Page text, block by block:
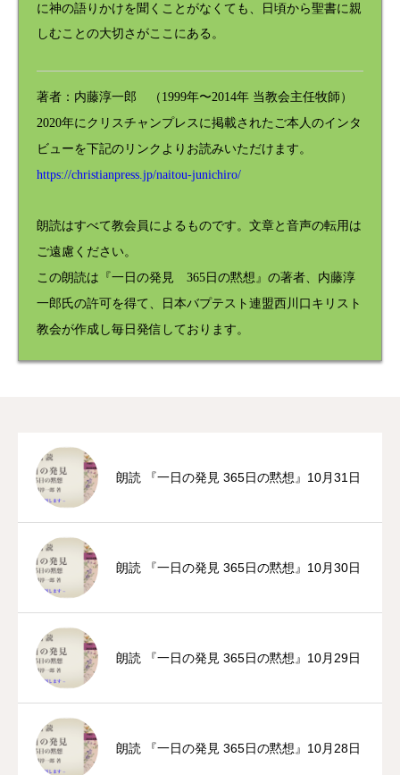
に神の語りかけを聞くことがなくても、日頃から聖書に親
しむことの大切さがここにある。
著者：内藤淳一郎 （1999年〜2014年 当教会主任牧師）
2020年にクリスチャンプレスに掲載されたご本人のインタ
ビューを下記のリンクよりお読みいただけます。
https://christianpress.jp/naitou-junichiro/
朗読はすべて教会員によるものです。文章と音声の転用は
ご遠慮ください。
この朗読は『一日の発見 365日の黙想』の著者、内藤淳
一郎氏の許可を得て、日本バプテスト連盟西川口キリスト
教会が作成し毎日発信しております。
朗読 『一日の発見 365日の黙想』10月31日
朗読 『一日の発見 365日の黙想』10月30日
朗読 『一日の発見 365日の黙想』10月29日
朗読 『一日の発見 365日の黙想』10月28日